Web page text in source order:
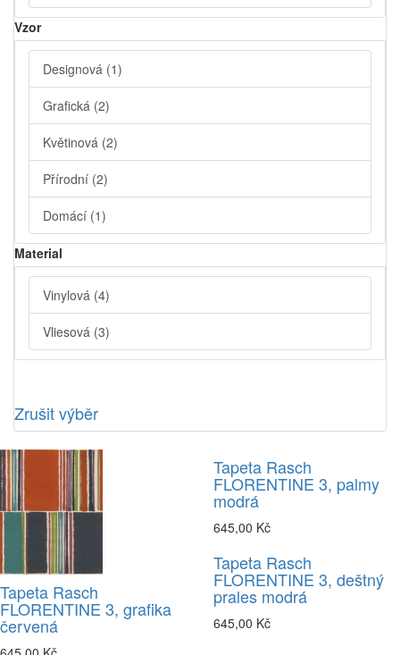
Vzor
Designová (1)
Grafická (2)
Květinová (2)
Přírodní (2)
Domácí (1)
Material
Vinylová (4)
Vliesová (3)
Zrušit výběr
Tapeta Rasch
FLORENTINE 3, grafika
červená
Tapeta Rasch
FLORENTINE 3, palmy
modrá
645,00 Kč
Tapeta Rasch
FLORENTINE 3, deštný
prales modrá
645,00 Kč